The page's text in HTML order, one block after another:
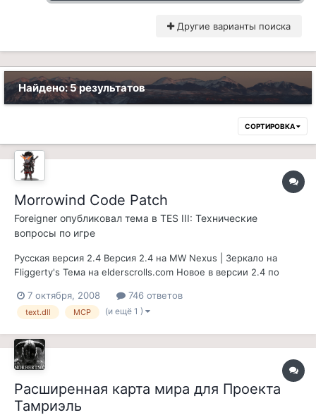
Другие варианты поиска
Найдено: 5 результатов
СОРТИРОВКА
Morrowind Code Patch
Foreigner опубликовал тема в TES III: Технические
вопросы по игре
Русская версия 2.4 Версия 2.4 на MW Nexus | Зеркало на
Fliggerty's Тема на elderscrolls.com Новое в версии 2.4 по
такое? Это новый патч для Морроувинда, исправляющий
баги, которые невозможно пофиксить в помощью
7 октября, 2008 746 ответов
text.dll MCP (и ещё 1 )
Расширенная карта мира для Проекта
Тамриэль